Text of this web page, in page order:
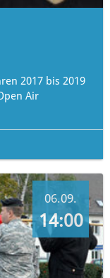
2017 bis 2019
Air
06.09.
14:00